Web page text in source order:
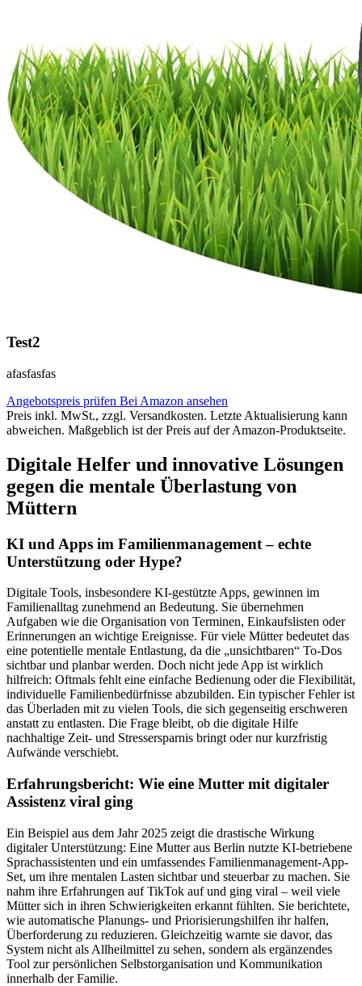
Test2
afasfasfas
Angebotspreis prüfen Bei Amazon ansehen
Preis inkl. MwSt., zzgl. Versandkosten. Letzte Aktualisierung kann
abweichen. Maßgeblich ist der Preis auf der Amazon-Produktseite.
Digitale Helfer und innovative Lösungen
gegen die mentale Überlastung von
Müttern
KI und Apps im Familienmanagement – echte
Unterstützung oder Hype?
Digitale Tools, insbesondere KI-gestützte Apps, gewinnen im
Familienalltag zunehmend an Bedeutung. Sie übernehmen
Aufgaben wie die Organisation von Terminen, Einkaufslisten oder
Erinnerungen an wichtige Ereignisse. Für viele Mütter bedeutet das
eine potentielle mentale Entlastung, da die „unsichtbaren“ To-Dos
sichtbar und planbar werden. Doch nicht jede App ist wirklich
hilfreich: Oftmals fehlt eine einfache Bedienung oder die Flexibilität,
individuelle Familienbedürfnisse abzubilden. Ein typischer Fehler ist
das Überladen mit zu vielen Tools, die sich gegenseitig erschweren
anstatt zu entlasten. Die Frage bleibt, ob die digitale Hilfe
nachhaltige Zeit- und Stressersparnis bringt oder nur kurzfristig
Aufwände verschiebt.
Erfahrungsbericht: Wie eine Mutter mit digitaler
Assistenz viral ging
Ein Beispiel aus dem Jahr 2025 zeigt die drastische Wirkung
digitaler Unterstützung: Eine Mutter aus Berlin nutzte KI-betriebene
Sprachassistenten und ein umfassendes Familienmanagement-App-
Set, um ihre mentalen Lasten sichtbar und steuerbar zu machen. Sie
nahm ihre Erfahrungen auf TikTok auf und ging viral – weil viele
Mütter sich in ihren Schwierigkeiten erkannt fühlten. Sie berichtete,
wie automatische Planungs- und Priorisierungshilfen ihr halfen,
Überforderung zu reduzieren. Gleichzeitig warnte sie davor, das
System nicht als Allheilmittel zu sehen, sondern als ergänzendes
Tool zur persönlichen Selbstorganisation und Kommunikation
innerhalb der Familie.